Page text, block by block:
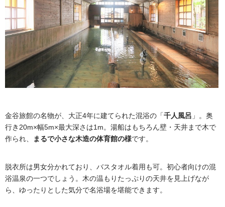
金谷旅館の名物が、大正4年に建てられた混浴の「千人風呂 」。奥
行き20m×幅5m×最大深さは1m。湯船はもちろん壁・天井まで木で
作られ、
まるで小さな木造の体育館の様です。
脱衣所は男女分かれており、バスタオル着用も可。初心者向けの混
浴温泉の一つでしょう。木の温もりたっぷりの天井を見上げなが
ら、ゆったりとした気分で名浴場を堪能できます。